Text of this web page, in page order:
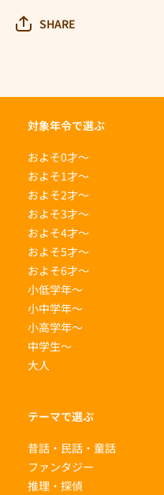
らすSHARE
対象年令で選ぶ
およそ0才〜
およそ1才〜
およそ2才〜
およそ3才〜
およそ4才〜
およそ5才〜
およそ6才〜
小低学年〜
小中学年〜
小高学年〜
中学生〜
大人
テーマで選ぶ
昔話・民話・童話
ファンタジー
推理・探偵